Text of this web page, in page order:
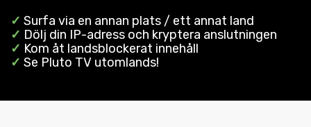
✓ Surfa via en annan plats / ett annat land
✓ Dölj din IP-adress och kryptera anslutningen
✓ Kom åt landsblockerat innehåll
✓ Se Pluto TV utomlands!